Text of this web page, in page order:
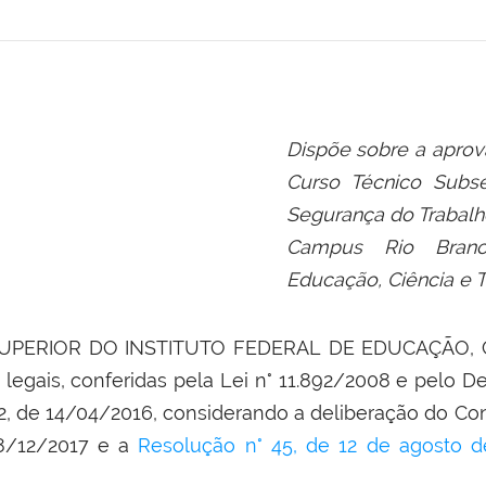
Dispõe sobre a
Curso Técnico
Segurança do
Campus Rio
Educação, Ciência e
DO INSTITUTO FEDERAL DE EDUCAÇÃO,
conferidas pela Lei n° 11.892/2008 e pelo
de 14/04/2016, considerando a deliberação do
12/2017 e a Resolução n° 45, de 12 de agosto